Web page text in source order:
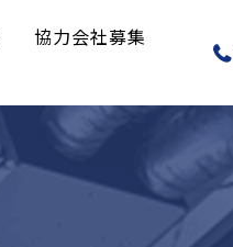
協力会社募集